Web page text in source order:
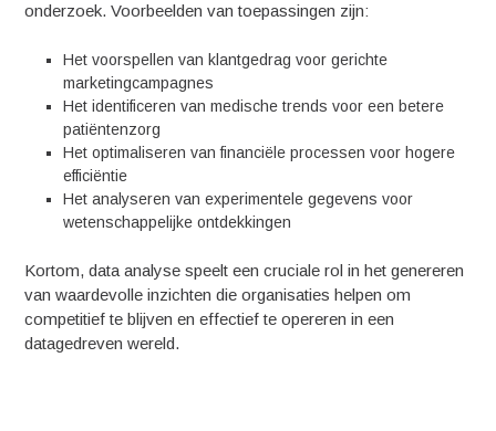
onderzoek. Voorbeelden van toepassingen zijn:
Het voorspellen van klantgedrag voor gerichte
marketingcampagnes
Het identificeren van medische trends voor een betere
patiëntenzorg
Het optimaliseren van financiële processen voor hogere
efficiëntie
Het analyseren van experimentele gegevens voor
wetenschappelijke ontdekkingen
Kortom, data analyse speelt een cruciale rol in het genereren
van waardevolle inzichten die organisaties helpen om
competitief te blijven en effectief te opereren in een
datagedreven wereld.